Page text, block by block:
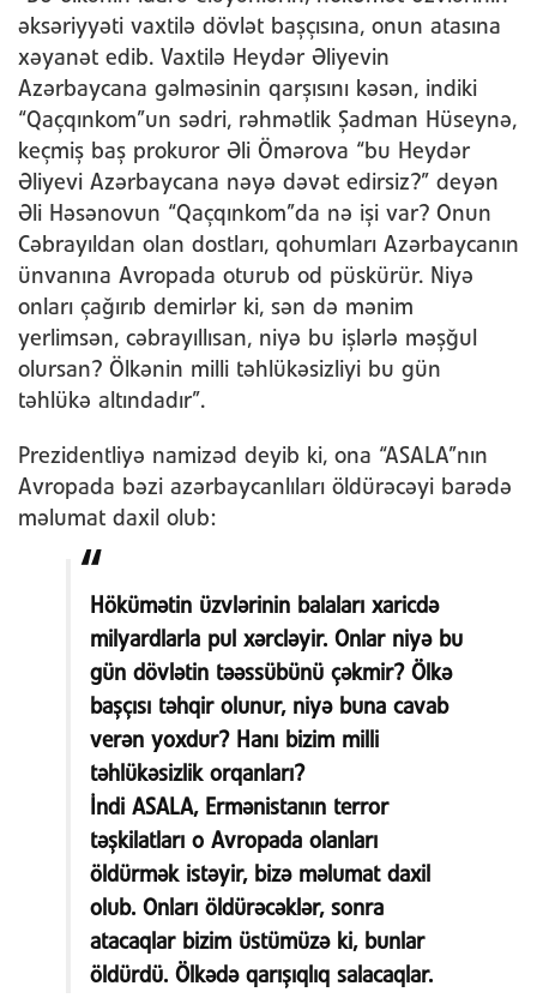
əksəriyyəti vaxtilə dövlət başçısına, onun atasına
xəyanət edib. Vaxtilə Heydər Əliyevin
Azərbaycana gəlməsinin qarşısını kəsən, indiki
“Qaçqınkom”un sədri, rəhmətlik Şadman Hüseynə,
keçmiş baş prokuror Əli Ömərova “bu Heydər
Əliyevi Azərbaycana nəyə dəvət edirsiz?” deyən
Əli Həsənovun “Qaçqınkom”da nə işi var? Onun
Cəbrayıldan olan dostları, qohumları Azərbaycanın
ünvanına Avropada oturub od püskürür. Niyə
onları çağırıb demirlər ki, sən də mənim
yerlimsən, cəbrayıllısan, niyə bu işlərlə məşğul
olursan? Ölkənin milli təhlükəsizliyi bu gün
təhlükə altındadır”.
Prezidentliyə namizəd deyib ki, ona “ASALA”nın
Avropada bəzi azərbaycanlıları öldürəcəyi barədə
məlumat daxil olub:
Hökümətin üzvlərinin balaları xaricdə
milyardlarla pul xərcləyir. Onlar niyə bu
gün dövlətin təəssübünü çəkmir? Ölkə
başçısı təhqir olunur, niyə buna cavab
verən yoxdur? Hanı bizim milli
təhlükəsizlik orqanları?
İndi ASALA, Ermənistanın terror
təşkilatları o Avropada olanları
öldürmək istəyir, bizə məlumat daxil
olub. Onları öldürəcəklər, sonra
atacaqlar bizim üstümüzə ki, bunlar
öldürdü. Ölkədə qarışıqlıq salacaqlar.